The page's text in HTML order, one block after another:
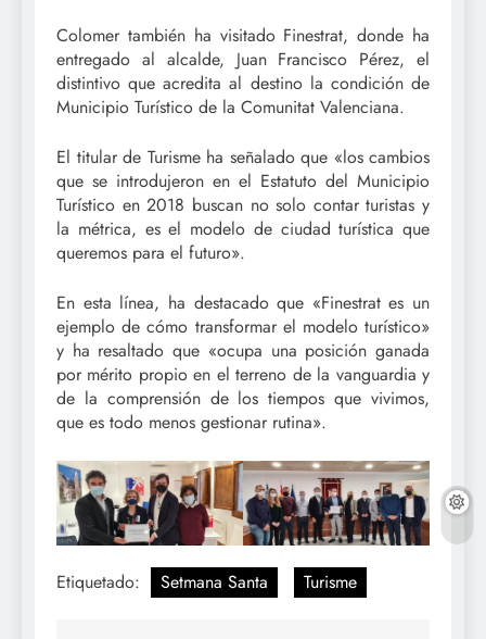
Colomer también ha visitado Finestrat, donde ha
entregado al alcalde, Juan Francisco Pérez, el
distintivo que acredita al destino la condición de
Municipio Turístico de la Comunitat Valenciana.
El titular de Turisme ha señalado que «los cambios
que se introdujeron en el Estatuto del Municipio
Turístico en 2018 buscan no solo contar turistas y
la métrica, es el modelo de ciudad turística que
queremos para el futuro».
En esta línea, ha destacado que «Finestrat es un
ejemplo de cómo transformar el modelo turístico»
y ha resaltado que «ocupa una posición ganada
por mérito propio en el terreno de la vanguardia y
de la comprensión de los tiempos que vivimos,
que es todo menos gestionar rutina».
Etiquetado: Setmana Santa Turisme